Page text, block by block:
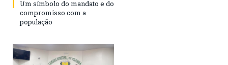
Um símbolo do mandato e do
compromisso com a
população